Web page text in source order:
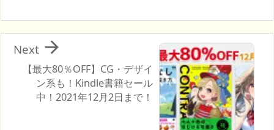
【最大80％OFF】CG・デザイ
ン系も！Kindle書籍セール
中！2021年12月2日まで！

Next